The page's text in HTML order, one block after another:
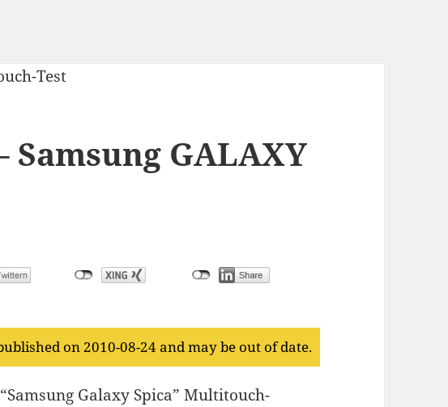
GALAXY
on 2010-08-24 and may be out of date.
Galaxy Spica” Multitouch-